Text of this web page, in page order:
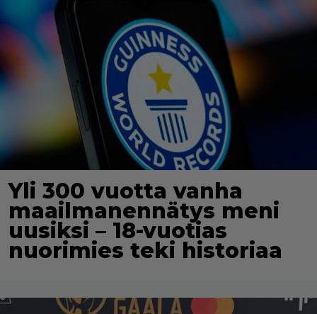
Yli 300 vuotta vanha
maailmanennätys meni
uusiksi – 18-vuotias
nuorimies teki historiaa